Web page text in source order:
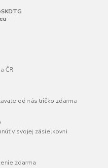
ČR
od nás tričko zdarma
v svojej zásielkovni
zdarma